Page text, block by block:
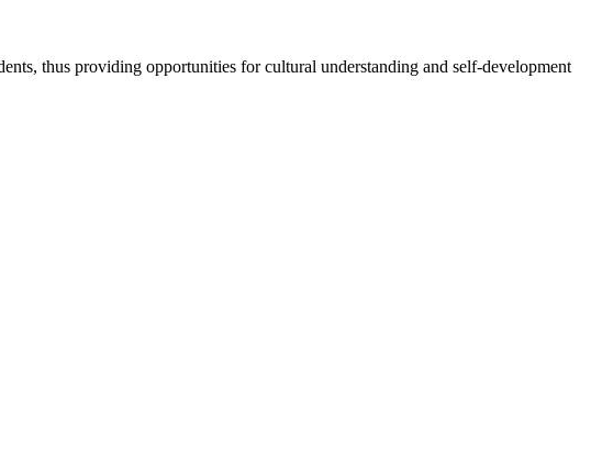
thus providing opportunities for cultural understanding and self-development